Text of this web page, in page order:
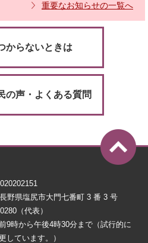
重要なお知らせの一覧へ
からないときは
の声・よくある質問
野県塩尻市大門七番町 3 番 3 号
（代表）
9時から午後4時30分まで（試行的に
しています。）